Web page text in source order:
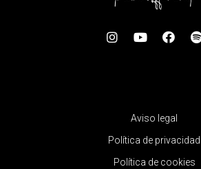
Aviso legal
Política de privacidad
Política de cookies